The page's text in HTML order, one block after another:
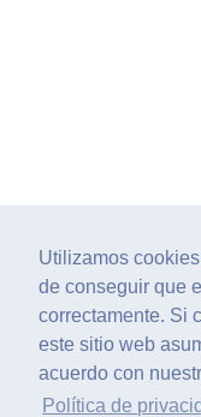
Utilizamos
de conseguir que
correctamente. Si
este sitio web
acuerdo con
Política de